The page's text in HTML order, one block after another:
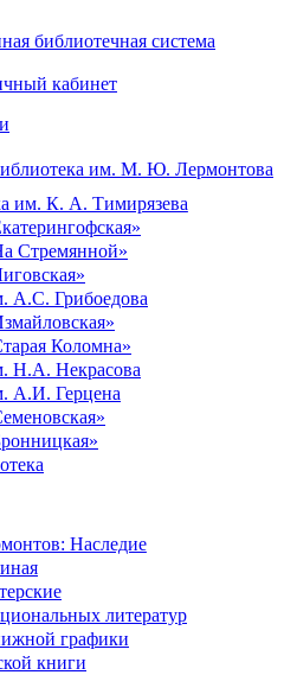
библиотечная система
кабинет
им. М. Ю. Лермонтова
им. К. А. Тимирязева
Стремянной»
А.С. Грибоедова
Коломна»
Н.А. Некрасова
А.И. Герцена
Наследие
литератур
графики
книги